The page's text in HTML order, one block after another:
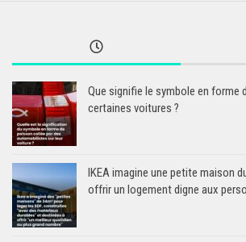
Que signifie le symbole en forme
certaines voitures ?
IKEA imagine une petite maison
offrir un logement digne aux